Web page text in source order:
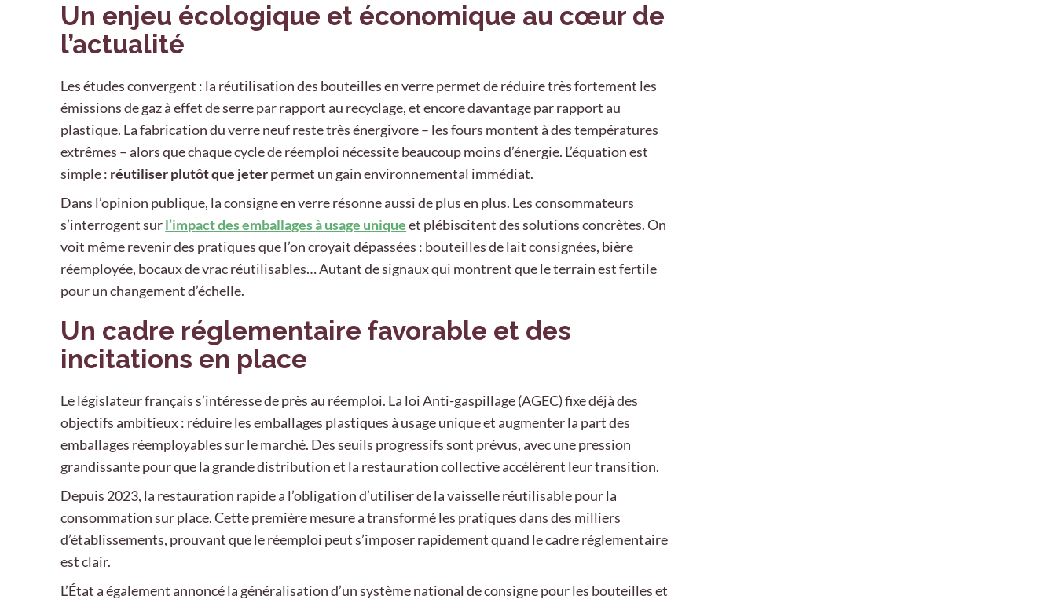
Un enjeu écologique et économique au cœur de
l’actualité
Les études convergent : la réutilisation des bouteilles en verre permet de réduire très fortement les
émissions de gaz à effet de serre par rapport au recyclage, et encore davantage par rapport au
plastique. La fabrication du verre neuf reste très énergivore – les fours montent à des températures
extrêmes – alors que chaque cycle de réemploi nécessite beaucoup moins d’énergie. L’équation est
simple : réutiliser plutôt que jeterpermet un gain environnemental immédiat.
Dans l’opinion publique, la consigne en verre résonne aussi de plus en plus. Les consommateurs
s’interrogent surl’impact des emballages à usage uniqueet plébiscitent des solutions concrètes. On
voit même revenir des pratiques que l’on croyait dépassées : bouteilles de lait consignées, bière
réemployée, bocaux de vrac réutilisables… Autant de signaux qui montrent que le terrain est fertile
pour un changement d’échelle.
Un cadre réglementaire favorable et des
incitations en place
Le législateur français s’intéresse de près au réemploi. La loi Anti-gaspillage (AGEC) fixe déjà des
objectifs ambitieux : réduire les emballages plastiques à usage unique et augmenter la part des
emballages réemployables sur le marché. Des seuils progressifs sont prévus, avec une pression
grandissante pour que la grande distribution et la restauration collective accélèrent leur transition.
Depuis 2023, la restauration rapide a l’obligation d’utiliser de la vaisselle réutilisable pour la
consommation sur place. Cette première mesure a transformé les pratiques dans des milliers
d’établissements, prouvant que le réemploi peut s’imposer rapidement quand le cadre réglementaire
est clair.
L’État a également annoncé la généralisation d’un système national de consigne pour les bouteilles et